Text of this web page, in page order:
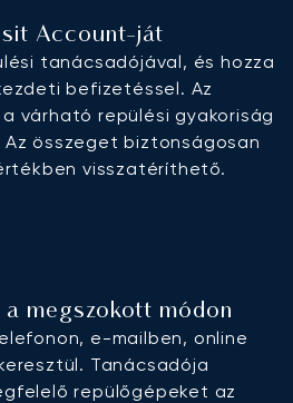
Account-ját
tanácsadójával, és hozza
befizetéssel. Az
várható repülési gyakoriság
összeget biztonságosan
visszatéríthető.
megszokott módon
e-mailben, online
Tanácsadója
repülőgépeket az